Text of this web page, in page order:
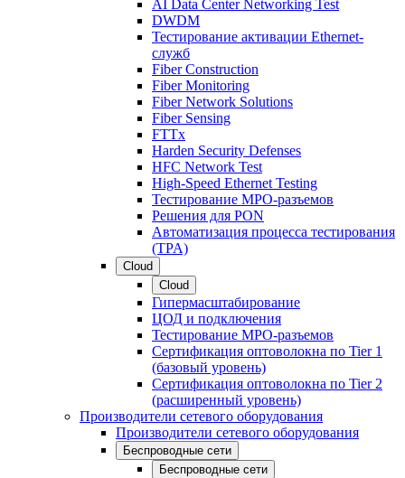
AI Data Center Networking Test
DWDM
Тестирование активации Ethernet-
служб
Fiber Construction
Fiber Monitoring
Fiber Network Solutions
Fiber Sensing
FTTx
Harden Security Defenses
HFC Network Test
High-Speed Ethernet Testing
Тестирование МРО-разъемов
Решения для PON
Автоматизация процесса тестирования
(TPA)
Cloud
Cloud
Гипермасштабирование
ЦОД и подключения
Тестирование МРО-разъемов
Сертификация оптоволокна по Tier 1
(базовый уровень)
Сертификация оптоволокна по Tier 2
(расширенный уровень)
Производители сетевого оборудования
Производители сетевого оборудования
Беспроводные сети
Беспроводные сети